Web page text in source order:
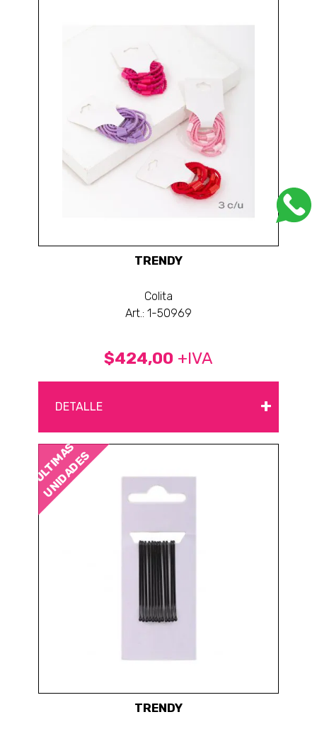
TRENDY
Colita
Art.: 1-50969
$424,00 +IVA
DETALLE +
ÚLTIMAS
UNIDADES
TRENDY